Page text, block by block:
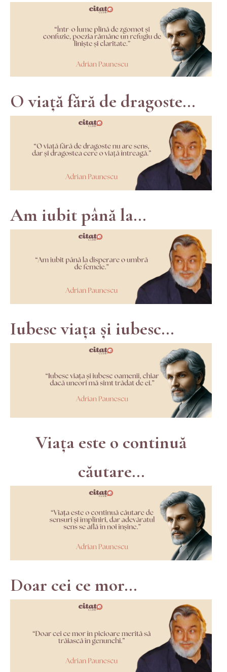
O viață fără de dragoste...
Am iubit până la...
Iubesc viața și iubesc...
Viața este o continuă
căutare...
Doar cei ce mor...